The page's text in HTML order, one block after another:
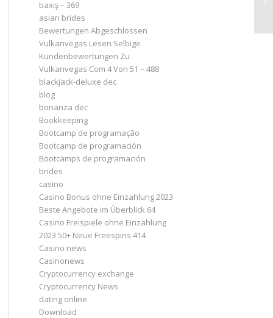
baxış – 369
asian brides
Bewertungen Abgeschlossen
Vulkanvegas Lesen Selbige
Kundenbewertungen Zu
Vulkanvegas Com 4 Von 51 – 488
blackjack-deluxe dec
blog
bonanza dec
Bookkeeping
Bootcamp de programação
Bootcamp de programación
Bootcamps de programación
brides
casino
Casino Bonus ohne Einzahlung 2023 ️
Beste Angebote im Überblick 64
Casino Freispiele ohne Einzahlung
2023 50+ Neue Freespins 414
Casino news
Casinonews
Cryptocurrency exchange
Cryptocurrency News
dating online
Download